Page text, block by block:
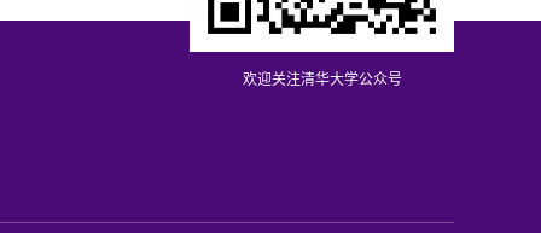
欢迎关注清华大学公众号